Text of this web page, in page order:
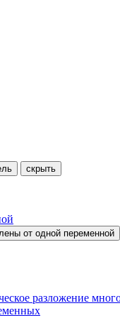
скрыть
от одной переменной
разложение